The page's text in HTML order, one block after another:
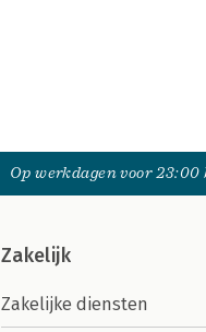
Op werkdagen voor
Zakelijk
Zakelijke diensten